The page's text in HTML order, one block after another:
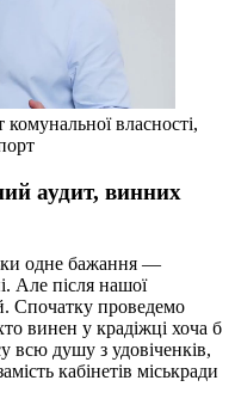
власності,
аудит, винних
одне бажання —
Але після нашої
Спочатку проведемо
винен у крадіжці хоча б
всю душу з удовіченків,
кабінетів міськради